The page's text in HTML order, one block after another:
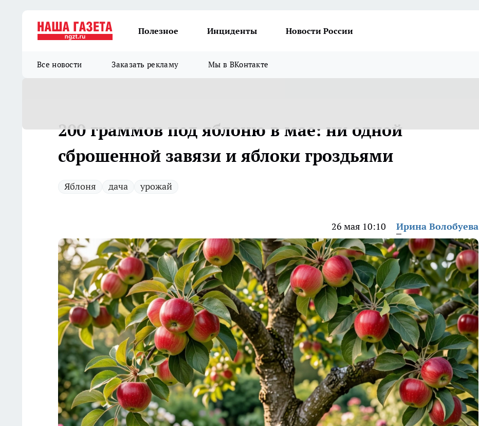
Полезное Инциденты Новости России
Все новости Заказать рекламу Мы в ВКонтакте
200 граммов под яблоню в мае: ни одной
сброшенной завязи и яблоки гроздьями
Яблоня дача урожай
26 мая 10:10 Ирина Волобуева